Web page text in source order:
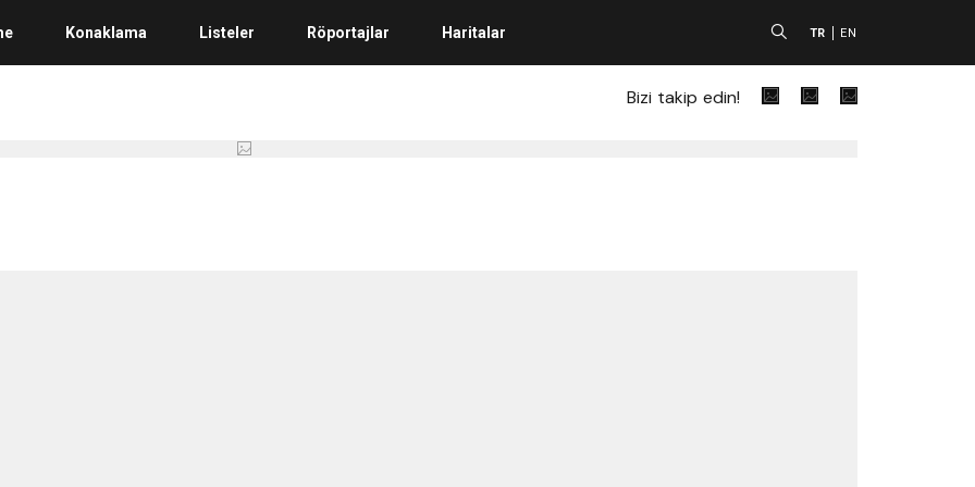
Konaklama Listeler Röportajlar Haritalar A TR EN
Bizi takip edin!